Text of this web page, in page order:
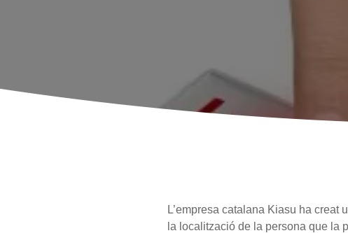
L’empresa catalana Kiasu ha
la localització de la persona que la